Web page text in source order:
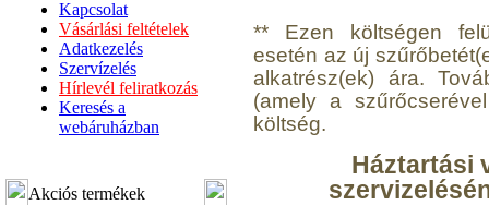
Kapcsolat
Vásárlási feltételek
Adatkezelés
Szervízelés
Hírlevél feliratkozás
Keresés a
webáruházban
Akciós termékek
** Ezen költségen
esetén az új
alkatrész(ek) ára.
(amely a
költség.
Háztartási